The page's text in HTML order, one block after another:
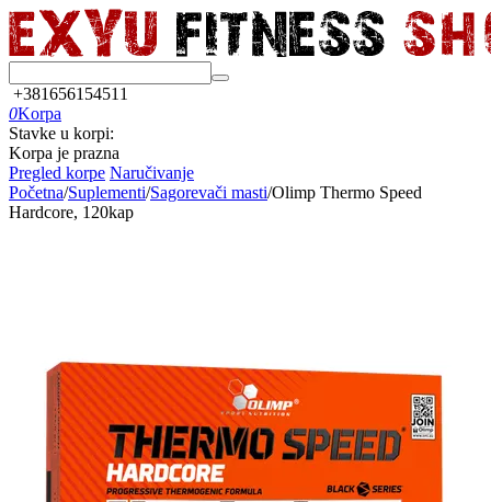
+381656154511
0Korpa
Stavke u korpi:
Korpa je prazna
Pregled korpe Naručivanje
Početna/Suplementi/Sagorevači masti/Olimp Thermo Speed
Hardcore, 120kap